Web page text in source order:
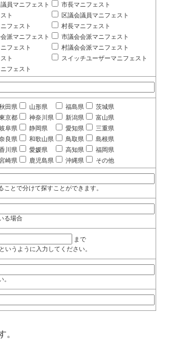
員マニフェスト
市長マニフェスト
ト
区議会議員マニフェスト
フェスト
村長マニフェスト
派マニフェスト
市議会会派マニフェスト
フェスト
村議会会派マニフェスト
ト
スイッチユーザーマニフェスト
フェスト
田県 山形県 福島県
茨城県
京都 神奈川県 新潟県
富山県
阜県 静岡県 愛知県
三重県
良県 和歌山県 鳥取県
島根県
川県 愛媛県 高知県
福岡県
崎県 鹿児島県 沖縄県 その他
とで分けて探すことができます。
る場合
まで
うように入力してください。
。